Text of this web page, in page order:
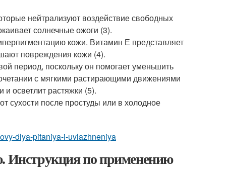
нейтрализуют воздействие свободных
солнечные ожоги (3).
кожи. Витамин Е представляет
повреждения кожи (4).
период, поскольку он помогает уменьшить
с мягкими растирающими движениями
и осветлит растяжки (5).
сухости после простуды или в холодное
dlya-pitaniya-i-uvlazhneniya
Инструкция по применению